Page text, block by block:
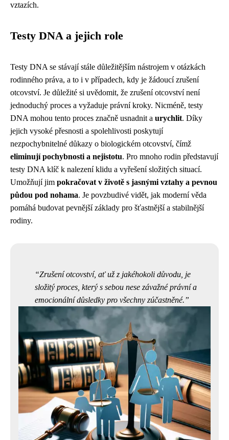
vztazích.
Testy DNA a jejich role
Testy DNA se stávají stále důležitějším nástrojem v otázkách
rodinného práva, a to i v případech, kdy je žádoucí zrušení
otcovství. Je důležité si uvědomit, že zrušení otcovství není
jednoduchý proces a vyžaduje právní kroky. Nicméně, testy
DNA mohou tento proces značně usnadnit a urychlit. Díky
jejich vysoké přesnosti a spolehlivosti poskytují
nezpochybnitelné důkazy o biologickém otcovství, čímž
eliminují pochybnosti a nejistotu. Pro mnoho rodin představují
testy DNA klíč k nalezení klidu a vyřešení složitých situací.
Umožňují jim pokračovat v životě s jasnými vztahy a pevnou
půdou pod nohama. Je povzbudivé vidět, jak moderní věda
pomáhá budovat pevnější základy pro šťastnější a stabilnější
rodiny.
Zrušení otcovství, ať už z jakéhokoli důvodu, je
složitý proces, který s sebou nese závažné právní a
emocionální důsledky pro všechny zúčastněné.